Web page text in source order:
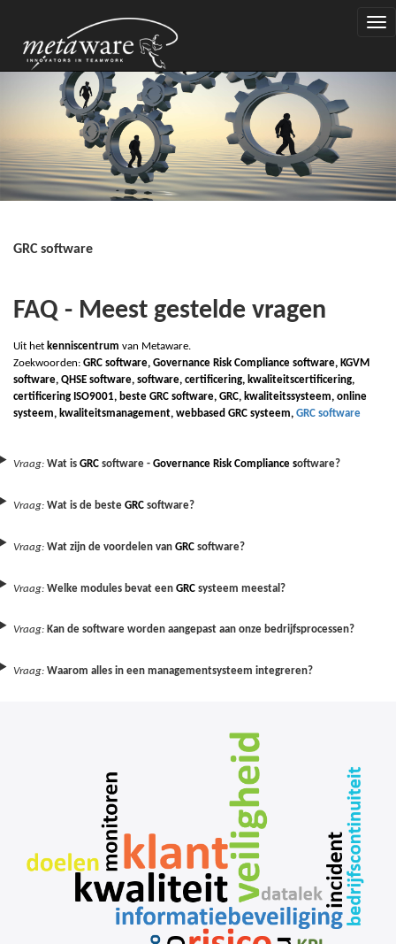
GRC software
FAQ - Meest gestelde vragen
Uit het kenniscentrum van Metaware.
Zoekwoorden: GRC software, Governance Risk Compliance software, KGVM
software, QHSE software, software, certificering, kwaliteitscertificering,
certificering ISO9001, beste GRC software, GRC, kwaliteitssysteem, online
systeem, kwaliteitsmanagement, webbased GRC systeem, GRC software
Vraag: Wat is GRC software - Governance Risk Compliance software?
Vraag: Wat is de beste GRC software?
Vraag: Wat zijn de voordelen van GRC software?
Vraag: Welke modules bevat een GRC systeem meestal?
Vraag: Kan de software worden aangepast aan onze bedrijfsprocessen?
Vraag: Waarom alles in een managementsysteem integreren?